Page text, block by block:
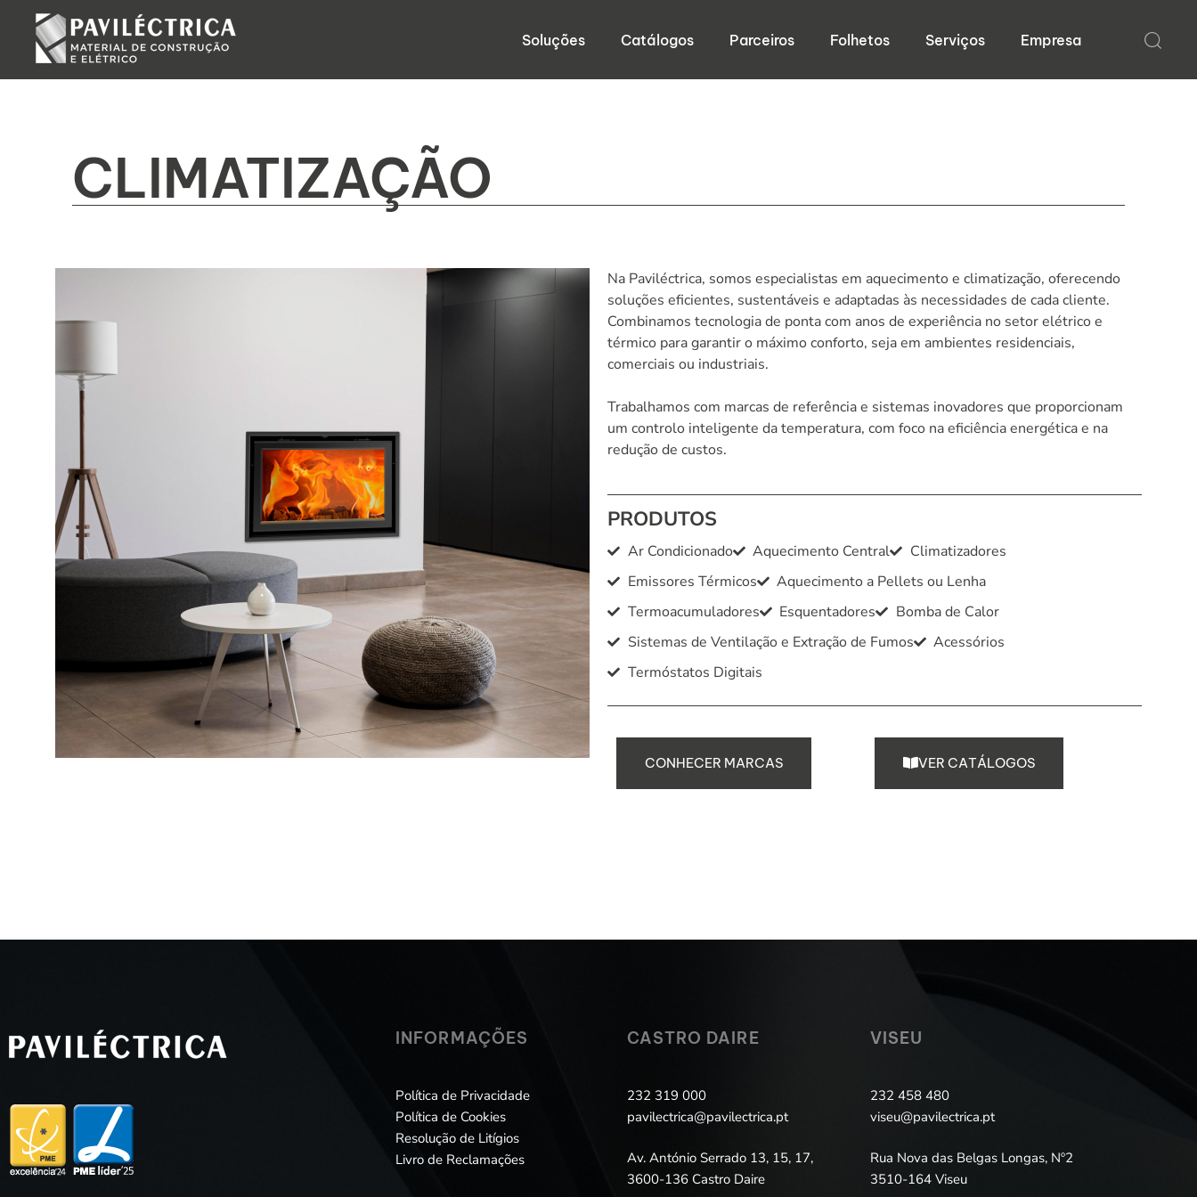
Soluções Catálogos Parceiros Folhetos Serviços Empresa
CLIMATIZAÇÃO
Na Paviléctrica, somos especialistas em aquecimento e climatização, oferecendo
soluções eficientes, sustentáveis e adaptadas às necessidades de cada cliente.
Combinamos tecnologia de ponta com anos de experiência no setor elétrico e
térmico para garantir o máximo conforto, seja em ambientes residenciais,
comerciais ou industriais.
Trabalhamos com marcas de referência e sistemas inovadores que proporcionam
um controlo inteligente da temperatura, com foco na eficiência energética e na
redução de custos.
PRODUTOS
Ar Condicionado Aquecimento Central
Climatizadores
Emissores Térmicos
Aquecimento a Pellets ou Lenha
Termoacumuladores
Esquentadores
Bomba de Calor
Sistemas de Ventilação e Extração de Fumos
Acessórios
Termóstatos Digitais
CONHECER MARCAS VER CATÁLOGOS
INFORMAÇÕES
Política de Privacidade
Política de Cookies
Resolução de Litígios
Livro de Reclamações
CASTRO DAIRE
232 319 000
pavilectrica@pavilectrica.pt
Av. António Serrado 13, 15, 17,
3600-136 Castro Daire
VISEU
232 458 480
viseu@pavilectrica.pt
Rua Nova das Belgas Longas, Nº2
3510-164 Viseu